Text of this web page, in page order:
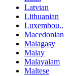
Latvian
Lithuanian
Luxembou..
Macedonian
Malagasy
Malay
Malayalam
Maltese